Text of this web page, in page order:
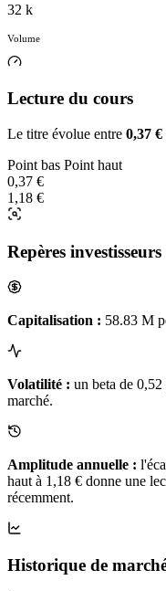
32 k
Volume
Lecture du cours
Le titre évolue entre 0,37 €
Point bas Point haut
0,37 €
1,18 €
Repères investisseurs
Capitalisation : 58.83 M
Volatilité : un beta de
marché.
Amplitude annuelle :
haut à 1,18 € donne une
récemment.
Historique de